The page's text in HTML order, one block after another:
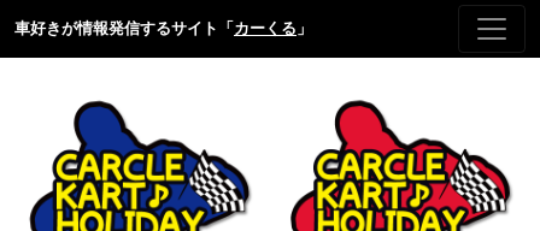
車好きが情報発信するサイト「 カーくる 」